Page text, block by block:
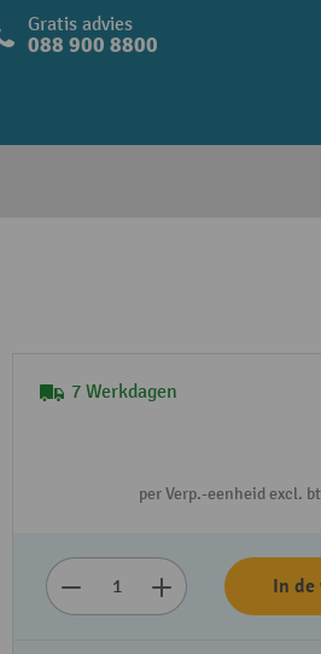
Gratis advies
088 900 8800
7 Werkdagen
per Verp.-eenheid excl.
In